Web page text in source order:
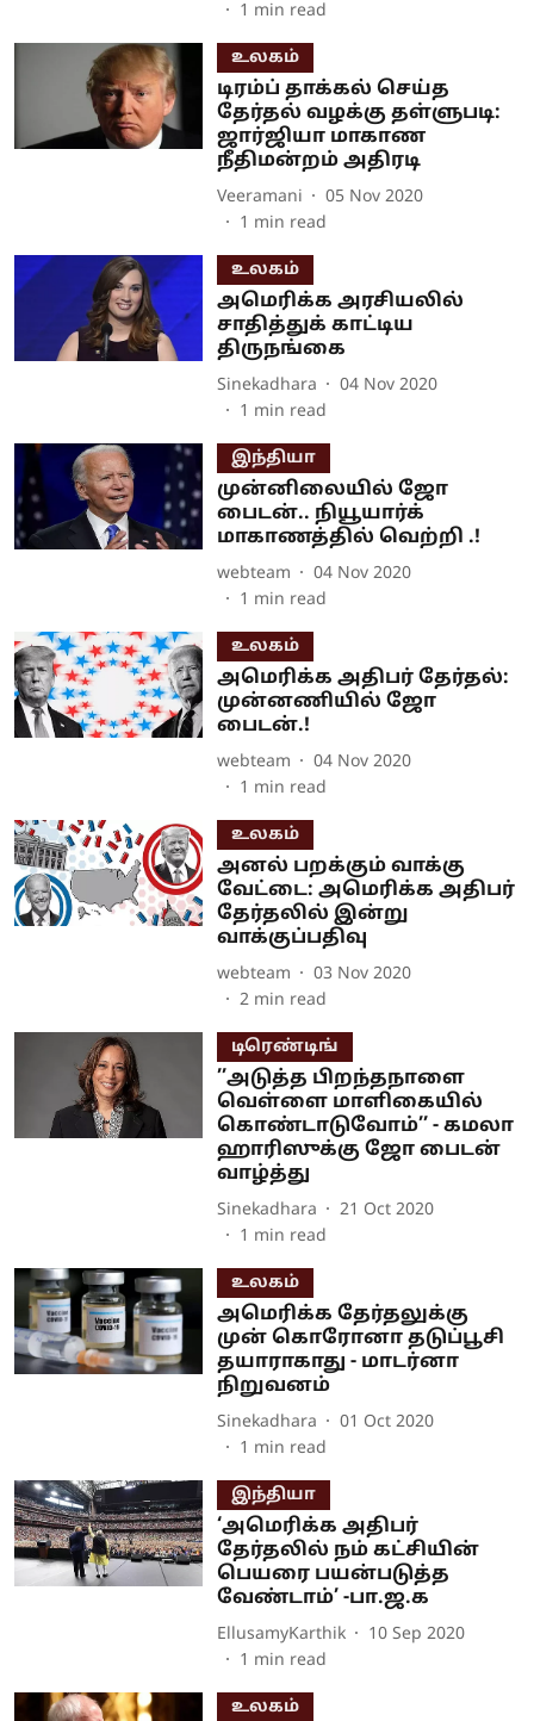
1 min read
உலகம்
டிரம்ப் தாக்கல் செய்த
தேர்தல் வழக்கு தள்ளுபடி:
ஜார்ஜியா மாகாண
நீதிமன்றம் அதிரடி
Veeramani
05 Nov 2020
1 min read
உலகம்
அமெரிக்க அரசியலில்
சாதித்துக் காட்டிய
திருநங்கை
Sinekadhara
04 Nov 2020
1 min read
இந்தியா
முன்னிலையில் ஜோ
பைடன்.. நியூயார்க்
மாகாணத்தில் வெற்றி .!
webteam
04 Nov 2020
1 min read
உலகம்
அமெரிக்க அதிபர் தேர்தல்:
முன்னணியில் ஜோ
பைடன்.!
webteam
04 Nov 2020
1 min read
உலகம்
அனல் பறக்கும் வாக்கு
வேட்டை: அமெரிக்க அதிபர்
தேர்தலில் இன்று
வாக்குப்பதிவு
webteam
03 Nov 2020
2 min read
டிரெண்டிங்
’’அடுத்த பிறந்தநாளை
வெள்ளை மாளிகையில்
கொண்டாடுவோம்’’ - கமலா
ஹாரிஸுக்கு ஜோ பைடன்
வாழ்த்து
Sinekadhara
21 Oct 2020
1 min read
உலகம்
அமெரிக்க தேர்தலுக்கு
முன் கொரோனா தடுப்பூசி
தயாராகாது - மாடர்னா
நிறுவனம்
Sinekadhara
01 Oct 2020
1 min read
இந்தியா
‘அமெரிக்க அதிபர்
தேர்தலில் நம் கட்சியின்
பெயரை பயன்படுத்த
வேண்டாம்’ -பா.ஜ.க
EllusamyKarthik
10 Sep 2020
1 min read
உலகம்